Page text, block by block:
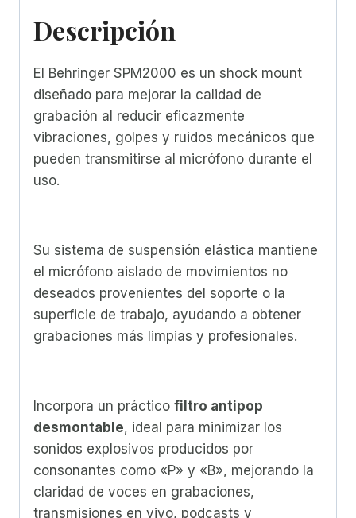
Descripción
El Behringer SPM2000 es un shock mount
diseñado para mejorar la calidad de
grabación al reducir eficazmente
vibraciones, golpes y ruidos mecánicos que
pueden transmitirse al micrófono durante el
uso.
Su sistema de suspensión elástica mantiene
el micrófono aislado de movimientos no
deseados provenientes del soporte o la
superficie de trabajo, ayudando a obtener
grabaciones más limpias y profesionales.
Incorpora un práctico filtro antipop
desmontable, ideal para minimizar los
sonidos explosivos producidos por
consonantes como «P» y «B», mejorando la
claridad de voces en grabaciones,
transmisiones en vivo, podcasts y